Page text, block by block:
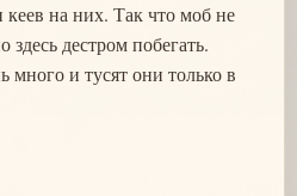
на них. Так что моб не
здесь дестром побегать.
много и тусят они только в